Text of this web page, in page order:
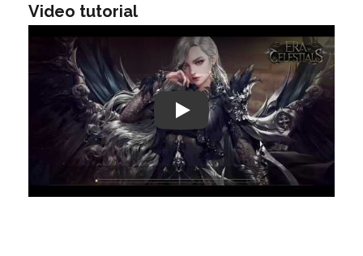
Video tutorial
Play: Keynote (Google I/O '18)